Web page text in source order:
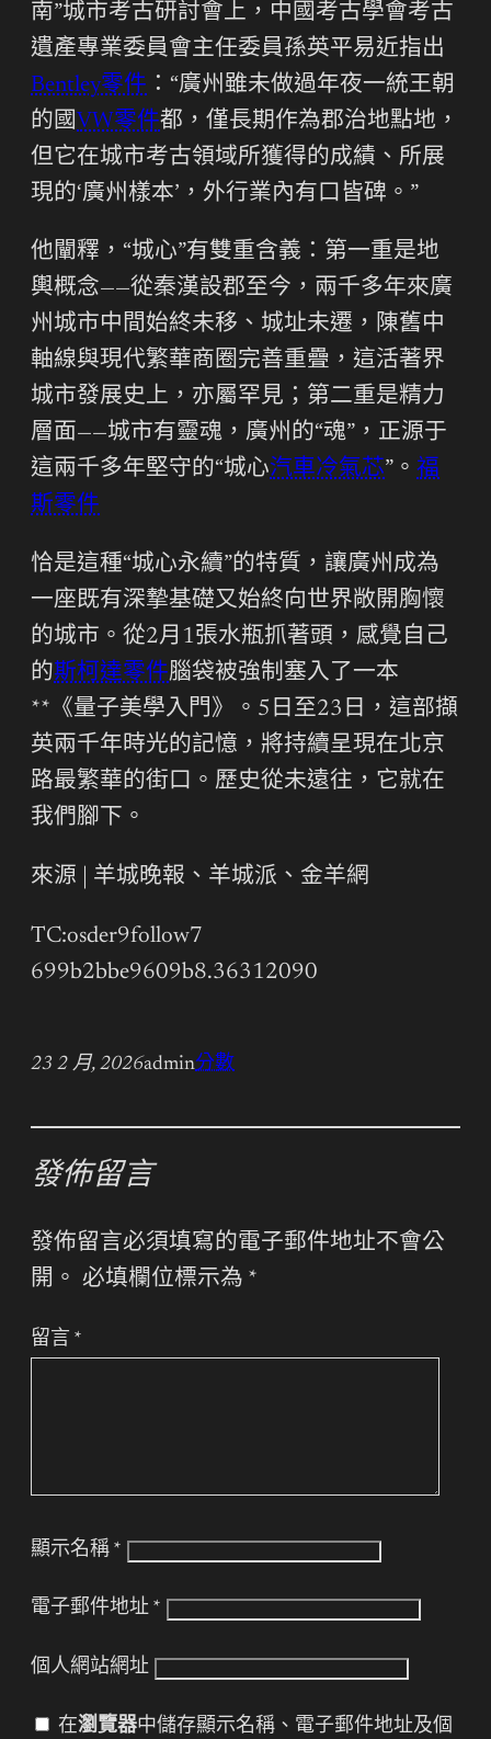
南”城市考古研討會上，中國考古學會考古
遺產專業委員會主任委員孫英平易近指出
Bentley零件 ：“廣州雖未做過年夜一統王朝
的國VW零件都，僅長期作為郡治地點地，
但它在城市考古領域所獲得的成績、所展
現的‘廣州樣本’，外行業內有口皆碑。”
他闡釋，“城心”有雙重含義：第一重是地
輿概念——從秦漢設郡至今，兩千多年來廣
州城市中間始終未移、城址未遷，陳舊中
軸線與現代繁華商圈完善重疊，這活著界
城市發展史上，亦屬罕見；第二重是精力
層面——城市有靈魂，廣州的“魂”，正源于
這兩千多年堅守的“城心汽車冷氣芯”。 福
斯零件
恰是這種“城心永續”的特質，讓廣州成為
一座既有深摯基礎又始終向世界敞開胸懷
的城市。從2月1張水瓶抓著頭，感覺自己
的斯柯達零件腦袋被強制塞入了一本
**《量子美學入門》。5日至23日，這部擷
英兩千年時光的記憶，將持續呈現在北京
路最繁華的街口。歷史從未遠往，它就在
我們腳下。
來源 | 羊城晚報、羊城派、金羊網
TC:osder9follow7
699b2bbe9609b8.36312090
23 2 月, 2026admin分數
發佈留言
發佈留言必須填寫的電子郵件地址不會公
開。 必填欄位標示為 *
留言 *
顯示名稱 *
電子郵件地址 *
個人網站網址
在瀏覽器中儲存顯示名稱、電子郵件地址及個